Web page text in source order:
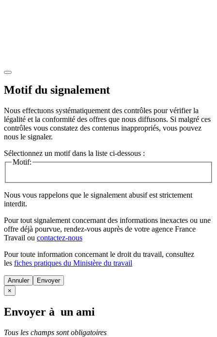
Motif du signalement
Nous effectuons systématiquement des contrôles pour vérifier la
légalité et la conformité des offres que nous diffusons. Si malgré ces
contrôles vous constatez des contenus inappropriés, vous pouvez
nous le signaler.
Sélectionnez un motif dans la liste ci-dessous :
Motif:
Nous vous rappelons que le signalement abusif est strictement
interdit.
Pour tout signalement concernant des informations inexactes ou une
offre déjà pourvue, rendez-vous auprès de votre agence France
Travail ou contactez-nous
Pour toute information concernant le droit du travail, consultez
les fiches pratiques du Ministère du travail
Annuler
×
Envoyer à un ami
Tous les champs sont obligatoires